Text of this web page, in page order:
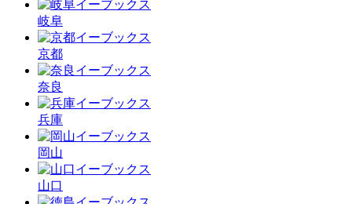
岐阜
京都
奈良
兵庫
岡山
山口